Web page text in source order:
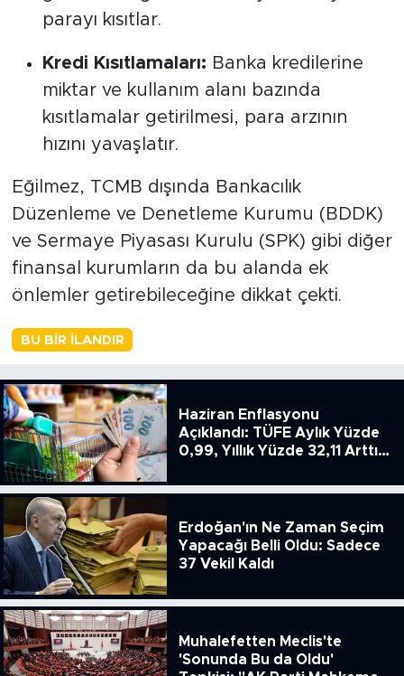
parayı kısıtlar.
Kredi Kısıtlamaları: Banka kredilerine
miktar ve kullanım alanı bazında
kısıtlamalar getirilmesi, para arzının
hızını yavaşlatır.
Eğilmez, TCMB dışında Bankacılık
Düzenleme ve Denetleme Kurumu (BDDK)
ve Sermaye Piyasası Kurulu (SPK) gibi diğer
finansal kurumların da bu alanda ek
önlemler getirebileceğine dikkat çekti.
BU BIR İLANDIR
Haziran Enflasyonu
Açıklandı: TÜFE Aylık Yüzde
0,99, Yıllık Yüzde 32,11 Arttı,
51.49
Erdoğan'ın Ne Zaman Seçim
Yapacağı Belli Oldu: Sadece
37 Vekil Kaldı
Muhalefetten Meclis'te
'Sonunda Bu da Oldu'